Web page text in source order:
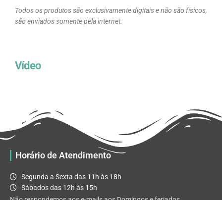
Todos os produtos são exclusivamente digitais e não são físicos,
são enviados somente pela internet.
Vídeo
Horário de Atendimento
Segunda a Sexta das 11h às 18h
Sábados das 12h às 15h